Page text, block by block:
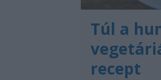
Túl a
recept